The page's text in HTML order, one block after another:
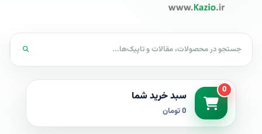
0 سبد خرید شما
0 تومان